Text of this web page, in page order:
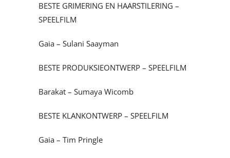
BESTE GRIMERING EN HAARSTILERING –
SPEELFILM
Gaia – Sulani Saayman
BESTE PRODUKSIEONTWERP – SPEELFILM
Barakat – Sumaya Wicomb
BESTE KLANKONTWERP – SPEELFILM
Gaia – Tim Pringle